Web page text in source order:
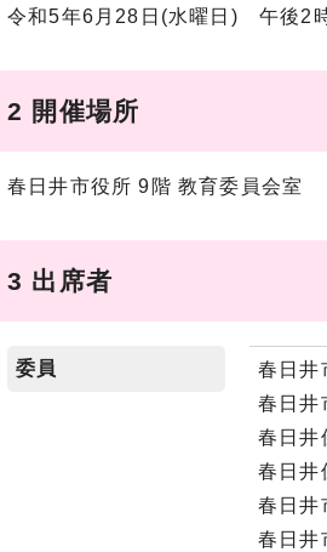
令和5年6月28日(水曜日) 午後2
2 開催場所
春日井市役所 9階 教育委員会室
3 出席者
委員
春日
春日
春日
春日
春日
春日